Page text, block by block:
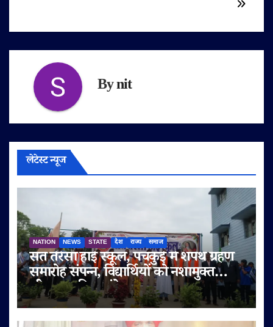
Bynit
लेटेस्ट न्यूज
NATION NEWS STATE देश राज्य समाज
संत तेरेसा हाई स्कूल, पंचकुई में शपथ ग्रहण
समारोह संपन्न, विद्यार्थियों को नशामुक्त
जीवन का दिया संदेश